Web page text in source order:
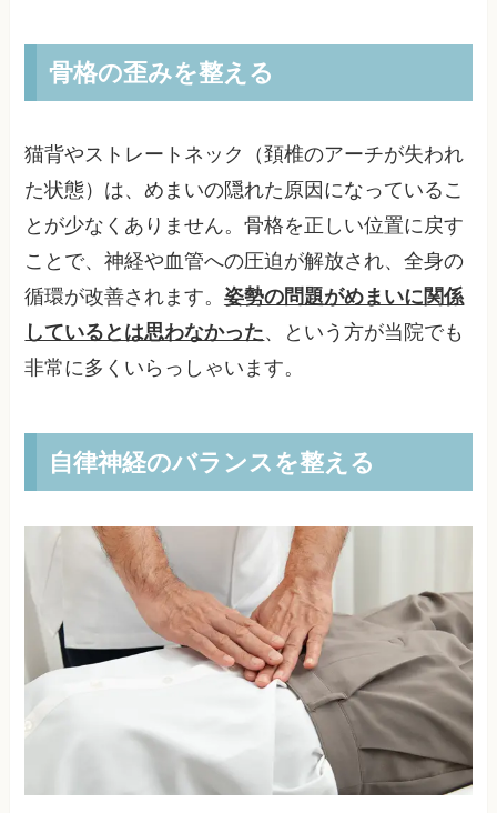
骨格の歪みを整える
猫背やストレートネック（頚椎のアーチが失われ
た状態）は、めまいの隠れた原因になっているこ
とが少なくありません。骨格を正しい位置に戻す
ことで、神経や血管への圧迫が解放され、全身の
循環が改善されます。姿勢の問題がめまいに関係
しているとは思わなかった、という方が当院でも
非常に多くいらっしゃいます。
自律神経のバランスを整える